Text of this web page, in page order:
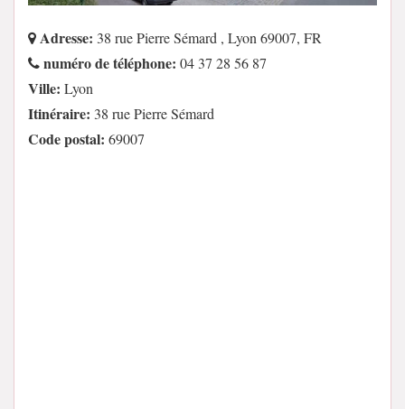
Adresse: 38 rue Pierre Sémard , Lyon 69007, FR
numéro de téléphone: 04 37 28 56 87
Ville: Lyon
Itinéraire: 38 rue Pierre Sémard
Code postal: 69007